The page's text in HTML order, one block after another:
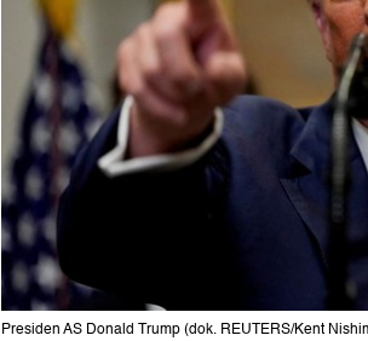
Presiden AS Donald Trump (dok. REUTERS/Kent